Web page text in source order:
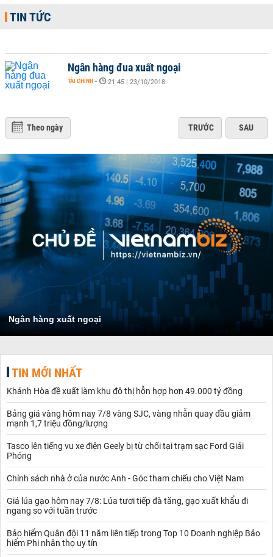
TIN TỨC
Ngân hàng đua xuất ngoại
TÀI CHÍNH - 21:45 | 23/10/2018
Theo ngày TRƯỚC SAU
Ngân hàng xuất ngoại
TIN MỚI NHẤT
Khánh Hòa đề xuất làm khu đô thị hỗn hợp hơn 49.000 tỷ đồng
Bảng giá vàng hôm nay 7/8 vàng SJC, vàng nhẫn quay đầu giảm
mạnh 1,7 triệu đồng/lượng
Tasco lên tiếng vụ xe điện Geely bị từ chối tại trạm sạc Ford Giải
Phóng
Chính sách nhà ở của nước Anh - Góc tham chiếu cho Việt Nam
Giá lúa gạo hôm nay 7/8: Lúa tươi tiếp đà tăng, gạo xuất khẩu đi
ngang so với tuần trước
Bảo hiểm Quân đội 11 năm liên tiếp trong Top 10 Doanh nghiệp Bảo
hiểm Phi nhân thọ uy tín